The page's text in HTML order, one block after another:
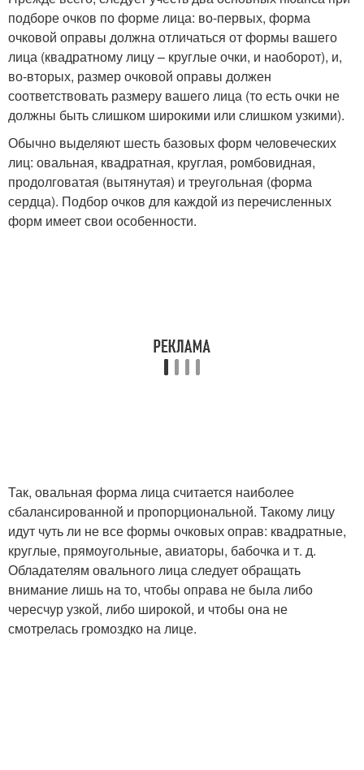
подборе очков по форме лица: во-первых, форма
очковой оправы должна отличаться от формы вашего
лица (квадратному лицу – круглые очки, и наоборот), и,
во-вторых, размер очковой оправы должен
соответствовать размеру вашего лица (то есть очки не
должны быть слишком широкими или слишком узкими).
Обычно выделяют шесть базовых форм человеческих
лиц: овальная, квадратная, круглая, ромбовидная,
продолговатая (вытянутая) и треугольная (форма
сердца). Подбор очков для каждой из перечисленных
форм имеет свои особенности.
Так, овальная форма лица считается наиболее
сбалансированной и пропорциональной. Такому лицу
идут чуть ли не все формы очковых оправ: квадратные,
круглые, прямоугольные, авиаторы, бабочка и т. д.
Обладателям овального лица следует обращать
внимание лишь на то, чтобы оправа не была либо
чересчур узкой, либо широкой, и чтобы она не
смотрелась громоздко на лице.